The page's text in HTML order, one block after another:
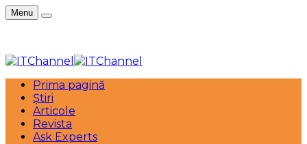
Menu
Prima pagină
Știri
Articole
Revista
Ask Experts